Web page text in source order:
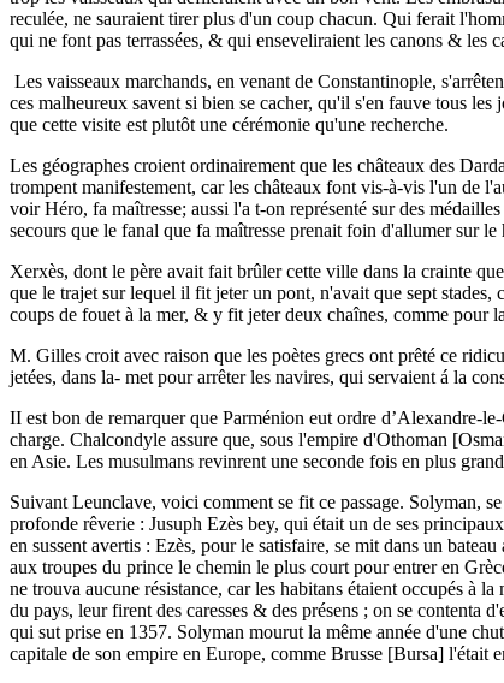
reculée, ne sauraient tirer plus d'un coup chacun. Qui ferait
qui ne font pas terrassées, & qui enseveliraient les canons & les
Les vaisseaux marchands, en venant de Constantinople,
ces malheureux savent si bien se cacher, qu'il s'en fauve tous
que cette visite est plutôt une cérémonie qu'une recherche.
Les géographes croient ordinairement que les châteaux des
trompent manifestement, car les châteaux font vis-à-vis l'un de
voir Héro, fa maîtresse; aussi l'a t-on représenté sur des
secours que le fanal que fa maîtresse prenait foin d'allumer sur
Xerxès, dont le père avait fait brûler cette ville dans la crainte
que le trajet sur lequel il fit jeter un pont, n'avait que sept
coups de fouet à la mer, & y fit jeter deux chaînes, comme pour
M. Gilles croit avec raison que les poètes grecs ont prêté ce
jetées, dans la- met pour arrêter les navires, qui servaient á la
II est bon de remarquer que Parménion eut ordre d’Alexandre-
charge. Chalcondyle assure que, sous l'empire d'Othoman
en Asie. Les musulmans revinrent une seconde fois en plus
Suivant Leunclave, voici comment se fit ce passage. Solyman,
profonde rêverie : Jusuph Ezès bey, qui était un de ses
en sussent avertis : Ezès, pour le satisfaire, se mit dans un
aux troupes du prince le chemin le plus court pour entrer en
ne trouva aucune résistance, car les habitans étaient occupés à
du pays, leur firent des caresses & des présens ; on se contenta
qui sut prise en 1357. Solyman mourut la même année d'une
capitale de son empire en Europe, comme Brusse [Bursa] l'était